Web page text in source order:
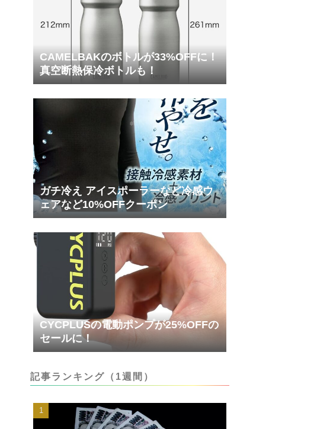
CAMELBAKのボトルが33%OFFに！
真空断熱保冷ボトルも！
ガチ冷え アイスポーラーなど冷感ウ
ェアなど10%OFFクーポン
CYCPLUSの電動ポンプが25%OFFの
セールに！
記事ランキング（1週間）